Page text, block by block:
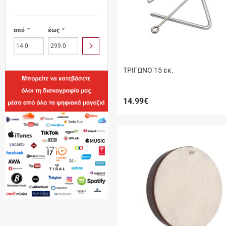
από έως
ΥΠΟΒΟΛΗ
ΤΡΙΓΩΝΟ 15 εκ.
14.99€